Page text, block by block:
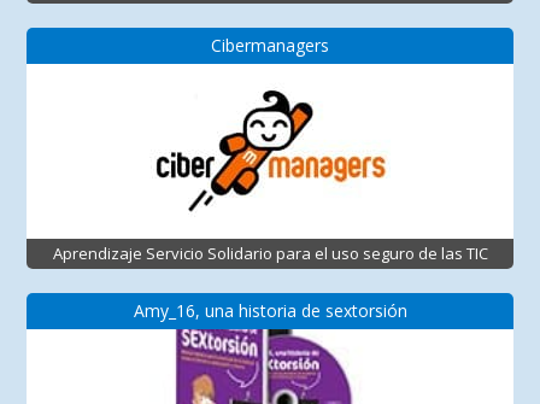
Cibermanagers
Aprendizaje Servicio Solidario para el uso seguro de las TIC
Amy_16, una historia de sextorsión